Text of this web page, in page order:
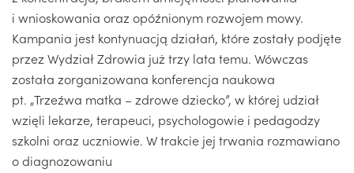
i wnioskowania oraz opóźnionym rozwojem mowy.
Kampania jest kontynuacją działań, które zostały podjęte
przez Wydział Zdrowia już trzy lata temu. Wówczas
została zorganizowana konferencja naukowa
pt. „Trzeźwa matka – zdrowe dziecko”, w której udział
wzięli lekarze, terapeuci, psychologowie i pedagodzy
szkolni oraz uczniowie. W trakcie jej trwania rozmawiano
o diagnozowaniu